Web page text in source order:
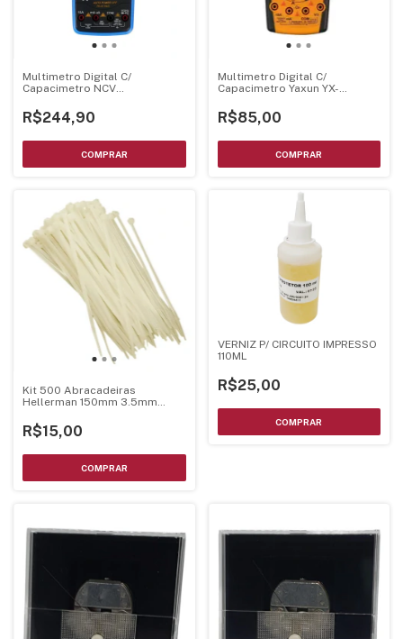
Multimetro Digital C/
Capacimetro NCV
R$244,90
Multimetro Digital C/
Capacimetro Yaxun YX-
R$85,00
Kit 500 Abracadeiras
Hellerman 150mm 3.5mm
R$15,00
VERNIZ P/ CIRCUITO IMPRESSO
110ML
R$25,00